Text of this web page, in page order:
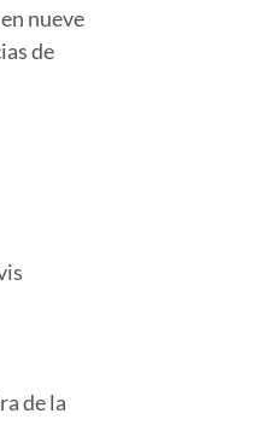
nueve
de
de la